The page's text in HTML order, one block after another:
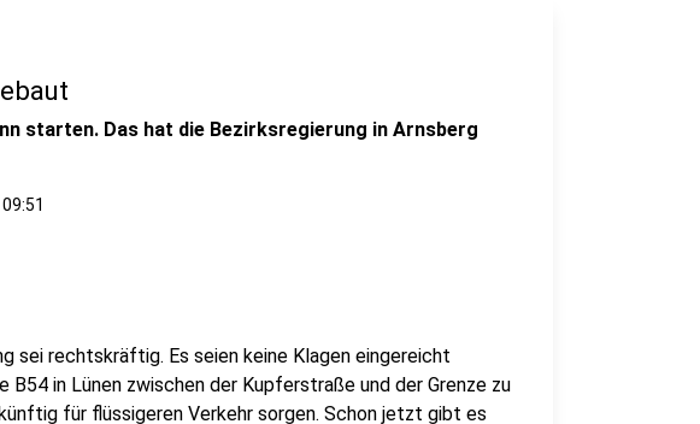
starten. Das hat die Bezirksregierung in Arnsberg
sei rechtskräftig. Es seien keine Klagen eingereicht
B54 in Lünen zwischen der Kupferstraße und der Grenze zu
für flüssigeren Verkehr sorgen. Schon jetzt gibt es